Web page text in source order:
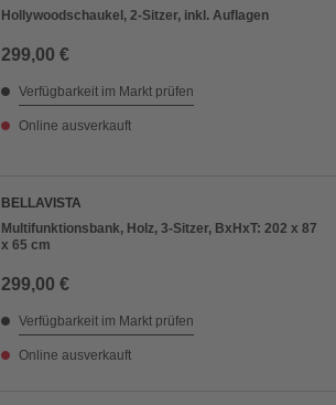
Hollywoodschaukel, 2-Sitzer, inkl. Auflagen
299,00 €
Verfügbarkeit im Markt prüfen
Online ausverkauft
BELLAVISTA
Multifunktionsbank, Holz, 3-Sitzer, BxHxT: 202 x 87
x 65 cm
299,00 €
Verfügbarkeit im Markt prüfen
Online ausverkauft